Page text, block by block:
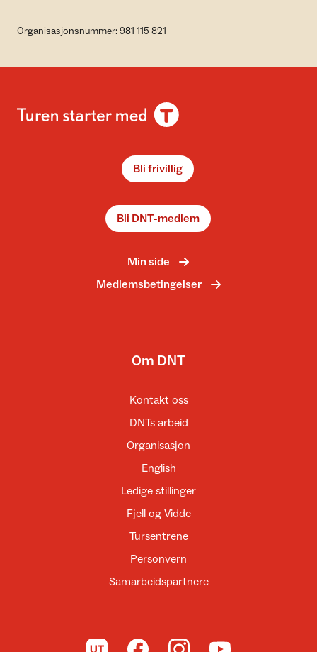
Organisasjonsnummer: 981 115 821
Bli frivillig
Bli DNT-medlem
Min side
Medlemsbetingelser
Om DNT
Kontakt oss
DNTs arbeid
Organisasjon
English
Ledige stillinger
Fjell og Vidde
Tursentrene
Personvern
Samarbeidspartnere
Til UT.no Til DNT på Facebook
Til DNT på Instagram
Til DNT på YouTube